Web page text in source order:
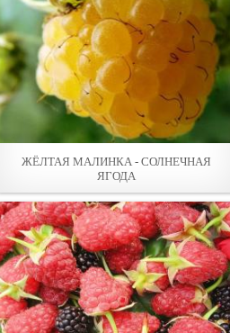
ЖЁЛТАЯ МАЛИНКА - СОЛНЕЧНАЯ
ЯГОДА